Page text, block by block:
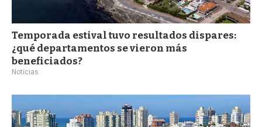
Temporada estival tuvo resultados dispares:
¿qué departamentos se vieron más
beneficiados?
Noticias